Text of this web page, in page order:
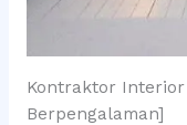
Kontraktor
Berpengalaman]